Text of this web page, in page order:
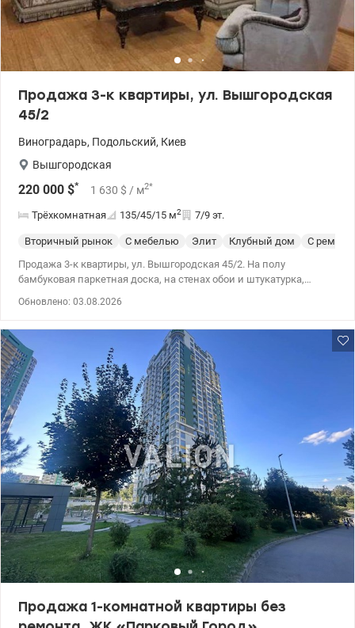
Продажа 3-к квартиры, ул. Вышгородская
45/2
Виноградарь, Подольский, Киев
Вышгородская
220 000 $* 1 630 $ / м2*
Трёхкомнатная 135/45/15 м2 7/9 эт.
Вторичный рынок С мебелью Элит Клубный дом
С
Продажа 3-к квартиры, ул. Вышгородская 45/2. На полу
бамбуковая паркетная доска, на стенах обои и штукатурка,
кондиционеры. Для нагрева воды установлен электрический
бойлер. Квартира предлагается с мебелью и техникой ведущих
мировых производителей - стиральная машина, посудомоечная
машина, варочная поверхность и духовой шкаф, холодильник.
Деревянная кухня с гранитной столешницей. Мраморные
подоконники. 044 200 10 80 valion.ua/1143712
Обновлено: 03.08.2026
Продажа 1-комнатной квартиры без